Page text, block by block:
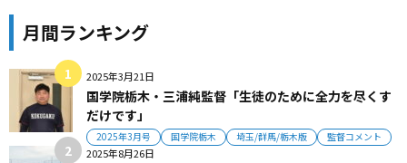
月間ランキング
2025年3月21日
国学院栃木・三浦純監督「生徒のために全力を尽くす
だけです」
2025年3月号 国学院栃木 埼玉/群馬/栃木版 監督コメント
2025年8月26日